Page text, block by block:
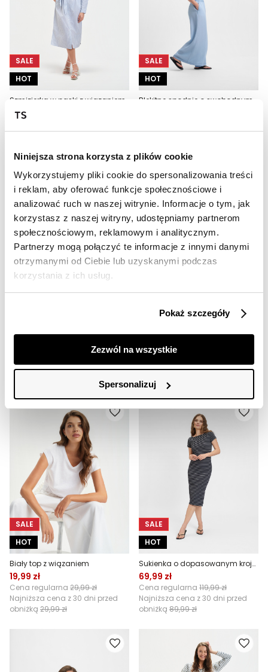
Niniejsza strona korzysta z plików cookie
Wykorzystujemy pliki cookie do spersonalizowania treści
i reklam, aby oferować funkcje społecznościowe i
analizować ruch w naszej witrynie. Informacje o tym, jak
korzystasz z naszej witryny, udostępniamy partnerom
społecznościowym, reklamowym i analitycznym.
Partnerzy mogą połączyć te informacje z innymi danymi
otrzymanymi od Ciebie lub uzyskanymi podczas
korzystania z ich usług.
Pokaż szczegóły
Zezwól na wszystkie
Spersonalizuj
SALE
HOT
Szmizjerka w paski z wiązaniem
49,99 zł
Najniższa cena z 30 dni przed
SALE
HOT
Najniższa cena z 30 dni przed
SALE
Błękitne spodnie z nadrukiem w paski
99,99 zł
Najniższa cena z 30 dni przed
SALE
HOT
Zwiewna biała sukienka z haftem ażurowym
79,99 zł
Cena regularna
Najniższa cena z 30 dni przed
SALE
HOT
Biały top z wiązaniem
19,99 zł
Cena regularna 29,99 zł
Najniższa cena z 30 dni przed
obniżką 29,99 zł
SALE
HOT
Sukienka o dopasowanym kroju w paski
69,99 zł
Cena regularna 119,99 zł
Najniższa cena z 30 dni przed
obniżką 89,99 zł